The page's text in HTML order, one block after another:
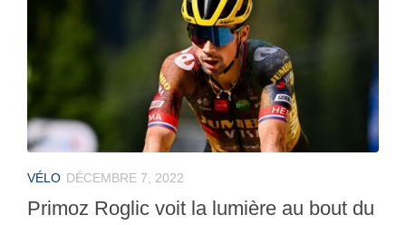
VÉLO DÉCEMBRE 7, 2022
Primoz Roglic voit la lumière au bout du